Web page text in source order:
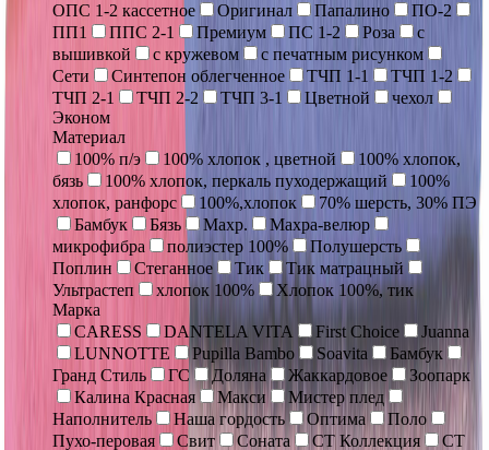
ОПС 1-2 кассетное
Оригинал Папалино
ПО-2
ПП1
ППС 2-1 Премиум ПС 1-2 Роза
с
вышивкой
с кружевом
с печатным рисунком
Сети
Синтепон облегченное ТЧП 1-1
ТЧП 1-2
ТЧП 2-1
ТЧП 2-2 ТЧП 3-1 Цветной
чехол
Эконом
Материал
100% п/э
100% хлопок , цветной
100% хлопок,
бязь
100% хлопок, перкаль пуходержащий
100%
хлопок, ранфорс
100%,хлопок
70% шерсть, 30% ПЭ
Бамбук
Бязь Махр.
Махра-велюр
микрофибра
полиэстер 100%
Полушерсть
Поплин
Стеганное Тик
Тик матрацный
Ультрастеп
хлопок 100%
Хлопок 100%, тик
Марка
CARESS
DANTELA VITA First Choice
Juanna
LUNNOTTE
Pupilla Bambo Soavita
Бамбук
Гранд Стиль
ГС Доляна Жаккардовое
Зоопарк
Калина Красная
Макси
Мистер плед
Наполнитель
Наша гордость Оптима
Поло
Пухо-перовая
Свит Соната СТ Коллекция
СТ